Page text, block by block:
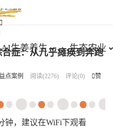

AI生姜养生 生态农业
症：从几乎瘫痪到奔跑
点案例 阅读(2276) 评论(0) 赞
钟，建议在WiFi下观看